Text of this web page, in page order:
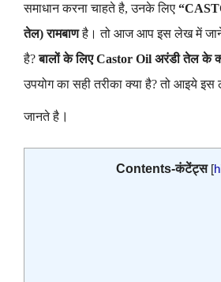
समाधान करना चाहते है, उनके लिए
तेल) रामबाणहै। तो आज आप इस लेख में जाने
है?बालों के लिए Castor Oil अरंडी तेल के
उपयोग का सही तरीका क्या है? तो आइये
जानते है ।
Contents-कंटेंट्स [